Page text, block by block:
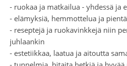
- ruokaa ja matkailua - yhdessä ja
- elämyksiä, hemmottelua ja
- reseptejä ja ruokavinkkejä niin
juhlaankin
- estetiikkaa, laatua ja aitoutta